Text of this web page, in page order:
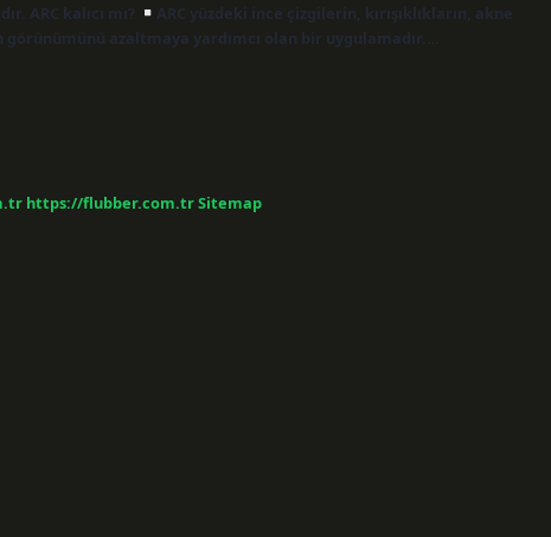
ARC kalıcı mı?
ARC yüzdeki ince çizgilerin, kırışıklıkların, akne
azaltmaya yardımcı olan bir uygulamadır.…
https://flubber.com.trSitemap